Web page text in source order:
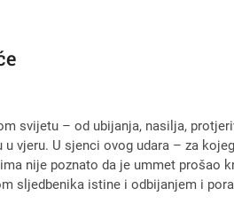
svijetu – od ubijanja, nasilja,
vjeru. U sjenci ovog udara – za
nije poznato da je ummet prošao
sljedbenika istine i odbijanjem i